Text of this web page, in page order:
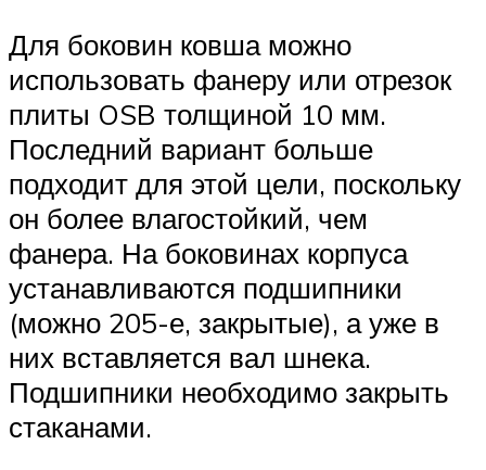
Для боковин ковша можно
использовать фанеру или отрезок
плиты OSB толщиной 10 мм.
Последний вариант больше
подходит для этой цели, поскольку
он более влагостойкий, чем
фанера. На боковинах корпуса
устанавливаются подшипники
(можно 205-е, закрытые), а уже в
них вставляется вал шнека.
Подшипники необходимо закрыть
стаканами.